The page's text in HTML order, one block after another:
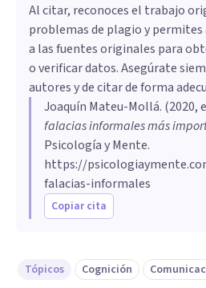
Al citar, reconoces el trabajo
problemas de plagio y
a las fuentes originales para
o verificar datos. Asegúrate
autores y de citar de forma
Joaquín Mateu-Mollá. (2020,
falacias informales más
Psicología y Mente.
https://
falacias-informales
Copiar cita
Tópicos Cognición